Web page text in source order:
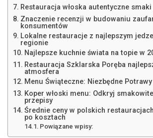
Restauracja włoska autentyczne
Znaczenie recenzji w budowaniu
konsumentów
Lokalne restauracje z najlepszym
regionie
Najlepsze kuchnie świata na topie w
Restauracja Szklarska Poręba
atmosfera
Menu Świąteczne: Niezbędne
Koper włoski menu: Odkryj
przepisy
Średnie ceny w polskich
po kosztach
Powiązane wpisy: